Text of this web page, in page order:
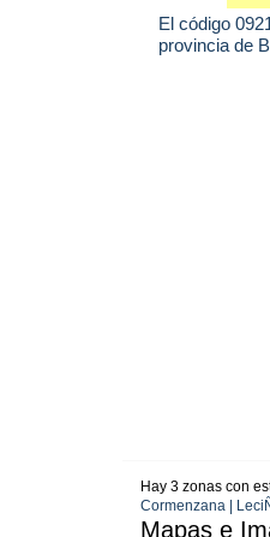
El código
provincia de
Hay 3 zonas con
Cormenzana |
Mapas e